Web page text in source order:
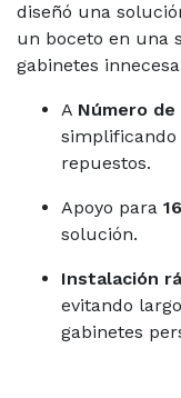
diseñó una
un boceto en una
gabinetes
A Número
simplificando
repuestos.
Apoyo para
solución.
Instalación
evitando
gabinetes